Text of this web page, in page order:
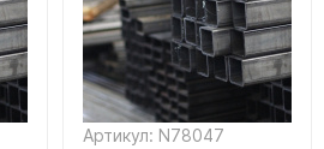
Артикул: N78047